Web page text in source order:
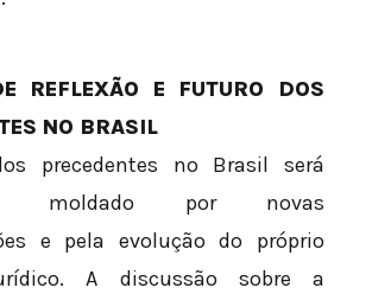
REFLEXÃO E FUTURO DOS
NO BRASIL
precedentes no Brasil será
moldado por novas
e pela evolução do próprio
A discussão sobre a